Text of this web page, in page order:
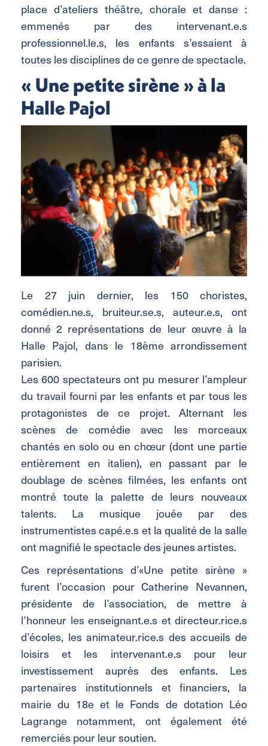
place d’ateliers théâtre, chorale et danse :
emmenés par des intervenant.e.s
professionnel.le.s, les enfants s’essaient à
toutes les disciplines de ce genre de spectacle.
« Une petite sirène » à la
Halle Pajol
Le 27 juin dernier, les 150 choristes,
comédien.ne.s, bruiteur.se.s, auteur.e.s, ont
donné 2 représentations de leur œuvre à la
Halle Pajol, dans le 18ème arrondissement
parisien.
Les 600 spectateurs ont pu mesurer l’ampleur
du travail fourni par les enfants et par tous les
protagonistes de ce projet. Alternant les
scènes de comédie avec les morceaux
chantés en solo ou en chœur (dont une partie
entièrement en italien), en passant par le
doublage de scènes filmées, les enfants ont
montré toute la palette de leurs nouveaux
talents. La musique jouée par des
instrumentistes capé.e.s et la qualité de la salle
ont magnifié le spectacle des jeunes artistes.
Ces représentations d’«Une petite sirène »
furent l’occasion pour Catherine Nevannen,
présidente de l’association, de mettre à
l’honneur les enseignant.e.s et directeur.rice.s
d’écoles, les animateur.rice.s des accueils de
loisirs et les intervenant.e.s pour leur
investissement auprès des enfants. Les
partenaires institutionnels et financiers, la
mairie du 18e et le Fonds de dotation Léo
Lagrange notamment, ont également été
remerciés pour leur soutien.